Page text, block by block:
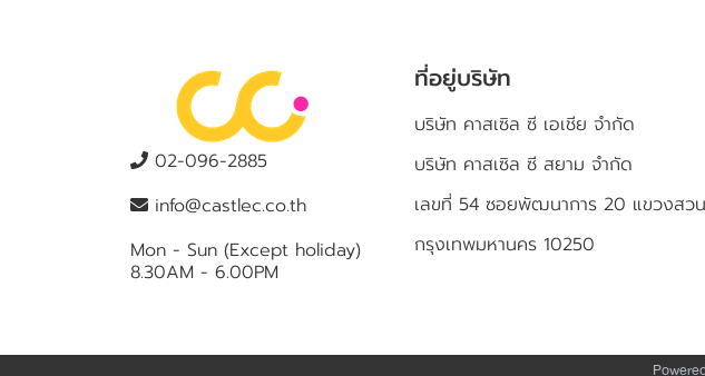
02-096-2885
info@castlec.co.th
Mon - Sun (Except holiday)
8.30AM - 6.00PM
ที่อยู่บริษัท
บริษัท คาสเซิล ซี เอเชีย จำกัด
บริษัท คาสเซิล ซี สยาม จำกัด
เลขที่ 54 ซอยพัฒนาการ 20 แขวงสว
กรุงเทพมหานคร 10250